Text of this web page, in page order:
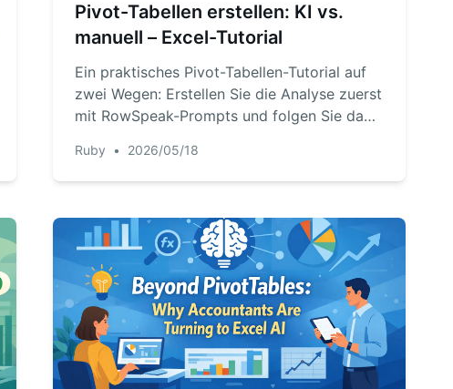
Pivot-Tabellen erstellen: KI vs.
manuell – Excel-Tutorial
Ein praktisches Pivot-Tabellen-Tutorial auf
zwei Wegen: Erstellen Sie die Analyse zuerst
mit RowSpeak-Prompts und folgen Sie dann
Stratverts Schritt-für-Schritt-Video.
Ruby • 2026/05/18